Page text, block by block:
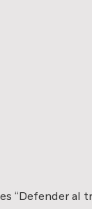
“Defender al